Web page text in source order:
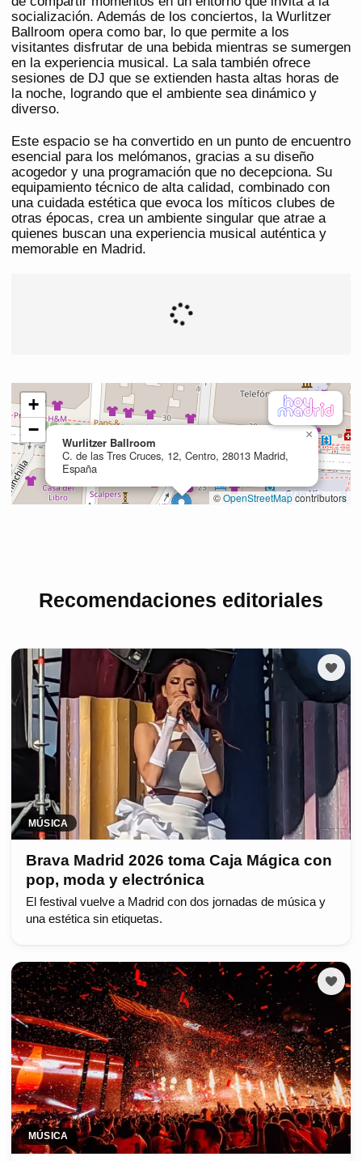
socialización. Además de los conciertos, la Wurlitzer
Ballroom opera como bar, lo que permite a los
visitantes disfrutar de una bebida mientras se sumergen
en la experiencia musical. La sala también ofrece
sesiones de DJ que se extienden hasta altas horas de
la noche, logrando que el ambiente sea dinámico y
diverso.
Este espacio se ha convertido en un punto de encuentro
esencial para los melómanos, gracias a su diseño
acogedor y una programación que no decepciona. Su
equipamiento técnico de alta calidad, combinado con
una cuidada estética que evoca los míticos clubes de
otras épocas, crea un ambiente singular que atrae a
quienes buscan una experiencia musical auténtica y
memorable en Madrid.
Recomendaciones editoriales
MÚSICA
Brava Madrid 2026 toma Caja Mágica con
pop, moda y electrónica
El festival vuelve a Madrid con dos jornadas de música y
una estética sin etiquetas.
MÚSICA